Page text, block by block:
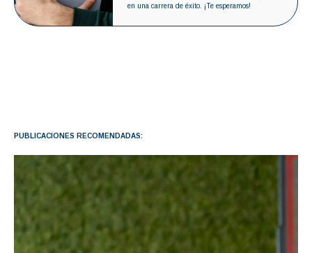
en una carrera de éxito. ¡Te esperamos!
PUBLICACIONES RECOMENDADAS: